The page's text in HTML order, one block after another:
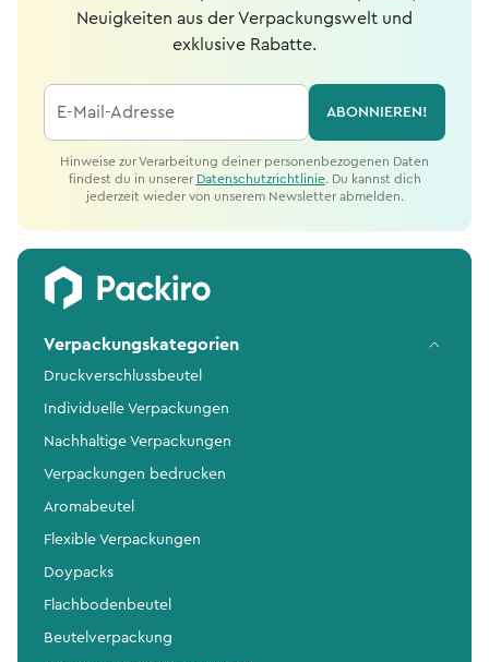
Neuigkeiten aus der Verpackungswelt und
exklusive Rabatte.
E-Mail-Adresse ABONNIEREN!
Hinweise zur Verarbeitung deiner personenbezogenen Daten
findest du in unserer Datenschutzrichtlinie. Du kannst dich
jederzeit wieder von unserem Newsletter abmelden.
Verpackungskategorien
Druckverschlussbeutel
Individuelle Verpackungen
Nachhaltige Verpackungen
Verpackungen bedrucken
Aromabeutel
Flexible Verpackungen
Doypacks
Flachbodenbeutel
Beutelverpackung